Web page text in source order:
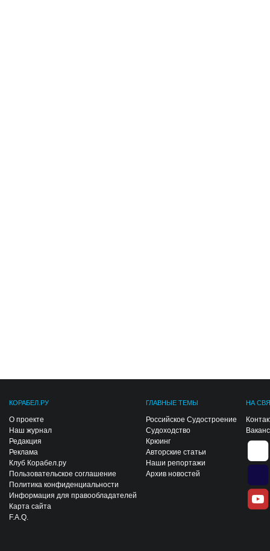
КОРАБЕЛ.РУ
О проекте
Наш журнал
Редакция
Реклама
Клуб Корабел.ру
Пользовательское соглашение
Политика конфиденциальности
Информация для правообладателей
Карта сайта
F.A.Q.
ГЛАВНЫЕ ТЕМЫ
Российское Судостроение
Судоходство
Крюинг
Авторские статьи
Наши репортажи
Архив новостей
НА